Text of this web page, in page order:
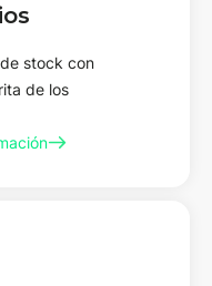
stock con
de los